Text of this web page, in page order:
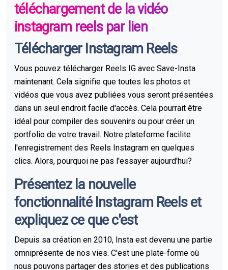
téléchargement de la vidéo
instagram reels par lien
Télécharger Instagram Reels
Vous pouvez télécharger Reels IG avec Save-Insta
maintenant. Cela signifie que toutes les photos et
vidéos que vous avez publiées vous seront présentées
dans un seul endroit facile d'accès. Cela pourrait être
idéal pour compiler des souvenirs ou pour créer un
portfolio de votre travail. Notre plateforme facilite
l'enregistrement des Reels Instagram en quelques
clics. Alors, pourquoi ne pas l'essayer aujourd'hui?
Présentez la nouvelle
fonctionnalité Instagram Reels et
expliquez ce que c'est
Depuis sa création en 2010, Insta est devenu une partie
omniprésente de nos vies. C'est une plate-forme où
nous pouvons partager des stories et des publications